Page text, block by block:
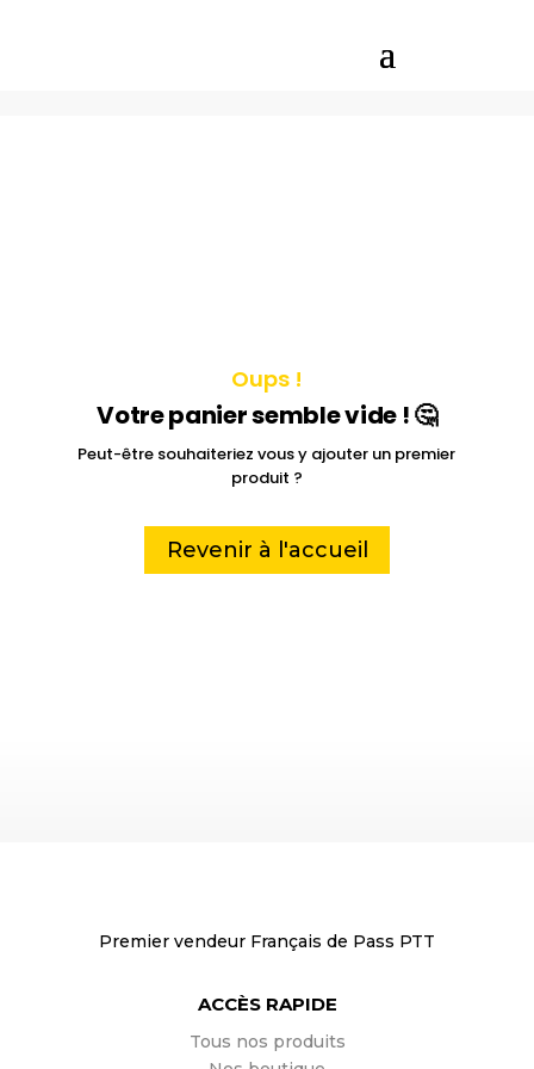
Oups !
Votre panier semble vide ! 🤔
Peut-être souhaiteriez vous y ajouter un premier
produit ?
Revenir à l'accueil
Premier vendeur Français de Pass PTT
ACCÈS RAPIDE
Tous nos produits